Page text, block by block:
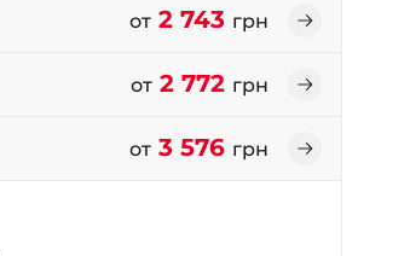
+38 (077) 7-184-184
- Щепкина
от2 743 грн
от2 772 грн
от3 576 грн